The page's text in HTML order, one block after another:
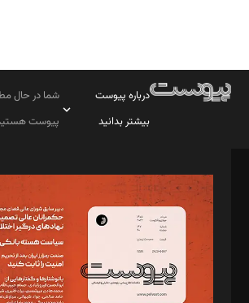
درباره پیوست
بیشتر بدانید
شما در حال
پیوست
مدیر مسئول: محمدباقر اثنی‌عشری
سردبیر: مهرک محمودی
دبیر تحریریه: میثم قاسمی
د‌بیر ناداستان: سمانه سمیع
د‌بیر خدمت و تجارت: ابوالفضل رجبی
د‌بیر حقوق فناوری: حسام‌الدین ایپکچی